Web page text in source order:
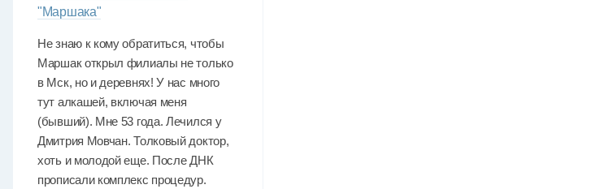
"Маршака"
Не знаю к кому обратиться, чтобы
Маршак открыл филиалы не только
в Мск, но и деревнях! У нас много
тут алкашей, включая меня
(бывший). Мне 53 года. Лечился у
Дмитрия Мовчан. Толковый доктор,
хоть и молодой еще. После ДНК
прописали комплекс процедур.